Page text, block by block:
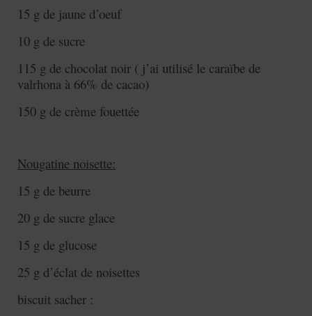
15 g de jaune d’oeuf
10 g de sucre
115 g de chocolat noir ( j’ai utilisé le caraïbe de
valrhona à 66% de cacao)
150 g de crème fouettée
Nougatine noisette:
15 g de beurre
20 g de sucre glace
15 g de glucose
25 g d’éclat de noisettes
biscuit sacher :